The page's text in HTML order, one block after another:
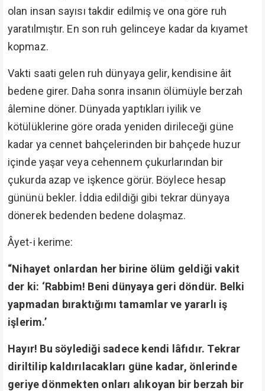
olan insan sayısı takdir edilmiş ve ona göre ruh
yaratılmıştır. En son ruh gelinceye kadar da kıyamet
kopmaz.
Vakti saati gelen ruh dünyaya gelir, kendisine âit
bedene girer. Daha sonra insanın ölümüyle berzah
âlemine döner. Dünyada yaptıkları iyilik ve
kötülüklerine göre orada yeniden dirileceği güne
kadar ya cennet bahçelerinden bir bahçede huzur
içinde yaşar veya cehennem çukurlarından bir
çukurda azap ve işkence görür. Böylece hesap
gününü bekler. İddia edildiği gibi tekrar dünyaya
dönerek bedenden bedene dolaşmaz.
Âyet-i kerime:
“Nihayet onlardan her birine ölüm geldiği vakit
der ki: ‘Rabbim! Beni dünyaya geri döndür. Belki
yapmadan bıraktığımı tamamlar ve yararlı iş
işlerim.’
Hayır! Bu söylediği sadece kendi lâfıdır. Tekrar
diriltilip kaldırılacakları güne kadar, önlerinde
geriye dönmekten onları alıkoyan bir berzah bir